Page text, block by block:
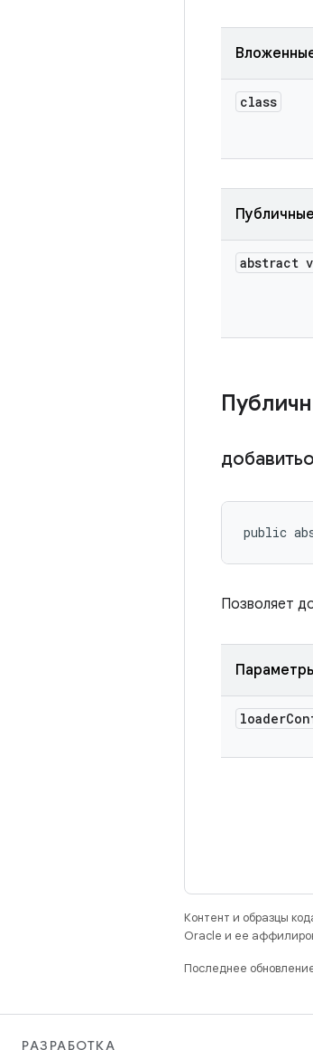
class
abstract
public
Позволяет
loader
Контент и образцы
Oracle и ее
Последнее
РАЗРАБОТКА